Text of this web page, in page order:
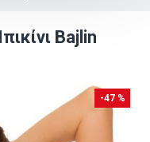
Bajlin
-47 %